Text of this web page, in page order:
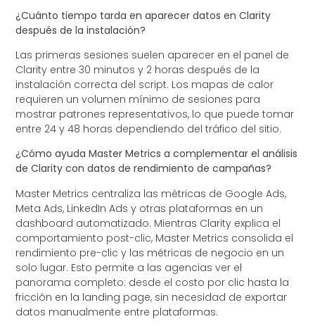
¿Cuánto tiempo tarda en aparecer datos en Clarity
después de la instalación?
Las primeras sesiones suelen aparecer en el panel de
Clarity entre 30 minutos y 2 horas después de la
instalación correcta del script. Los mapas de calor
requieren un volumen mínimo de sesiones para
mostrar patrones representativos, lo que puede tomar
entre 24 y 48 horas dependiendo del tráfico del sitio.
¿Cómo ayuda Master Metrics a complementar el análisis
de Clarity con datos de rendimiento de campañas?
Master Metrics centraliza las métricas de Google Ads,
Meta Ads, LinkedIn Ads y otras plataformas en un
dashboard automatizado. Mientras Clarity explica el
comportamiento post-clic, Master Metrics consolida el
rendimiento pre-clic y las métricas de negocio en un
solo lugar. Esto permite a las agencias ver el
panorama completo: desde el costo por clic hasta la
fricción en la landing page, sin necesidad de exportar
datos manualmente entre plataformas.